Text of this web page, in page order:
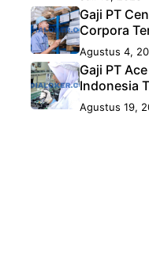
Gaji PT
Corpora
Agustus 4,
Gaji PT
Indonesia
Agustus 19,